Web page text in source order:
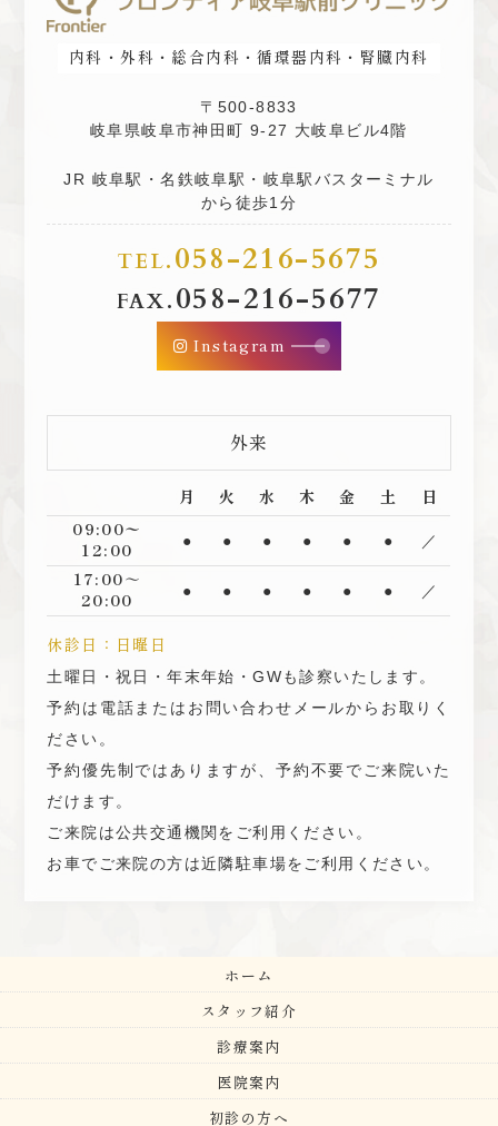
内科・外科・総合内科・循環器内科・腎臓内科
〒500-8833
岐阜県岐阜市神田町 9-27 大岐阜ビル4階
JR 岐阜駅・名鉄岐阜駅・岐阜駅バスターミナル
から徒歩1分
TEL.058-216-5675
FAX.058-216-5677
Instagram
外来
月 火 水 木 金 土 日
09:00〜
12:00
● ● ● ● ● ● ／
17:00～
20:00
● ● ● ● ● ● ／
休診日：日曜日
土曜日・祝日・年末年始・GWも診察いたします。
予約は電話またはお問い合わせメールからお取りく
ださい。
予約優先制ではありますが、予約不要でご来院いた
だけます。
ご来院は公共交通機関をご利用ください。
お車でご来院の方は近隣駐車場をご利用ください。
ホーム
スタッフ紹介
診療案内
医院案内
初診の方へ